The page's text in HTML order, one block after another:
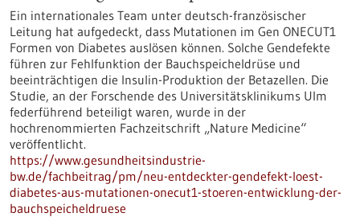
Ein internationales Team unter deutsch-französischer
Leitung hat aufgedeckt, dass Mutationen im Gen ONECUT1
Formen von Diabetes auslösen können. Solche Gendefekte
führen zur Fehlfunktion der Bauchspeicheldrüse und
beeinträchtigen die Insulin-Produktion der Betazellen. Die
Studie, an der Forschende des Universitätsklinikums Ulm
federführend beteiligt waren, wurde in der
hochrenommierten Fachzeitschrift „Nature Medicine“
veröffentlicht.
https://www.gesundheitsindustrie-
bw.de/fachbeitrag/pm/neu-entdeckter-gendefekt-loest-
diabetes-aus-mutationen-onecut1-stoeren-entwicklung-der-
bauchspeicheldruese